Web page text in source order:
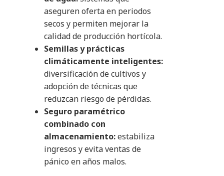
aseguren oferta en periodos
secos y permiten mejorar la
calidad de producción hortícola.
Semillas y prácticas
climáticamente inteligentes:
diversificación de cultivos y
adopción de técnicas que
reduzcan riesgo de pérdidas.
Seguro paramétrico
combinado con
almacenamiento:estabiliza
ingresos y evita ventas de
pánico en años malos.